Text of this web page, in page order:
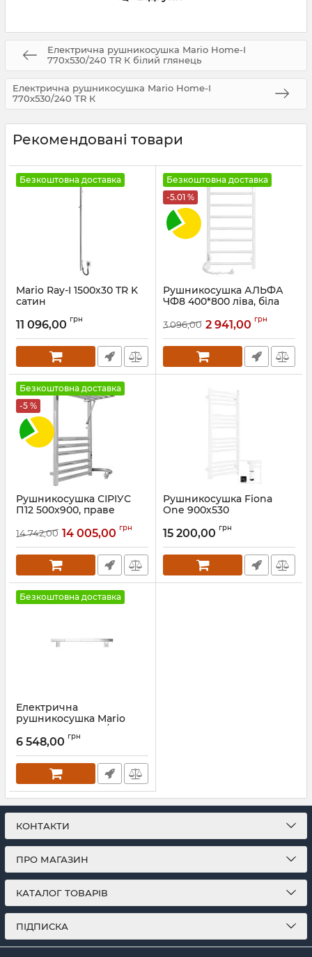
Електрична рушникосушка Mario Home-І
770х530/240 TR К білий глянець
Електрична рушникосушка Mario Home-І
770х530/240 TR К
Рекомендовані товари
Безкоштовна доставка
Mario Ray-I 1500х30 TR K
сатин
11 096,00 грн
Безкоштовна доставка
-5.01 %
Рушникосушка АЛЬФА
ЧФ8 400*800 ліва, біла
3 096,00 2 941,00 грн
Безкоштовна доставка
-5 %
Рушникосушка СІРІУС
П12 500х900, праве
Артикул:71207683
14 742,00 14 005,00 грн
Рушникосушка Fiona
One 900х530
Terma
Артикул:WWFIE090053KS96E8P
15 200,00 грн
Безкоштовна доставка
Електрична
рушникосушка Mario
Аккордо-I 30х630/85
сатин
Артикул:2.13.046003.0-ST
6 548,00 грн
КОНТАКТИ
ПРО МАГАЗИН
КАТАЛОГ ТОВАРІВ
ПІДПИСКА